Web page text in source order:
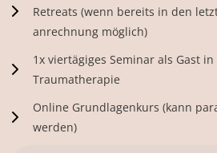
Retreats (wenn bereits in den
anrechnung möglich)
1x viertägiges Seminar als Gast
Traumatherapie
Online Grundlagenkurs (kann
werden)